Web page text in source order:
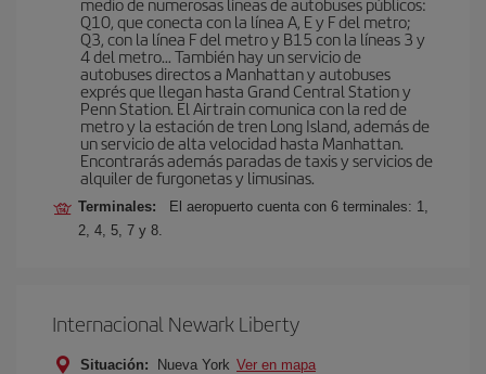
Q10, que conecta con la línea A, E y F del metro;
Q3, con la línea F del metro y B15 con la líneas 3 y
4 del metro… También hay un servicio de
autobuses directos a Manhattan y autobuses
exprés que llegan hasta Grand Central Station y
Penn Station. El Airtrain comunica con la red de
metro y la estación de tren Long Island, además de
un servicio de alta velocidad hasta Manhattan.
Encontrarás además paradas de taxis y servicios de
alquiler de furgonetas y limusinas.
Terminales:
El aeropuerto cuenta con 6 terminales: 1,
2, 4, 5, 7 y 8.
Internacional Newark Liberty
Situación: Nueva York Ver en mapa